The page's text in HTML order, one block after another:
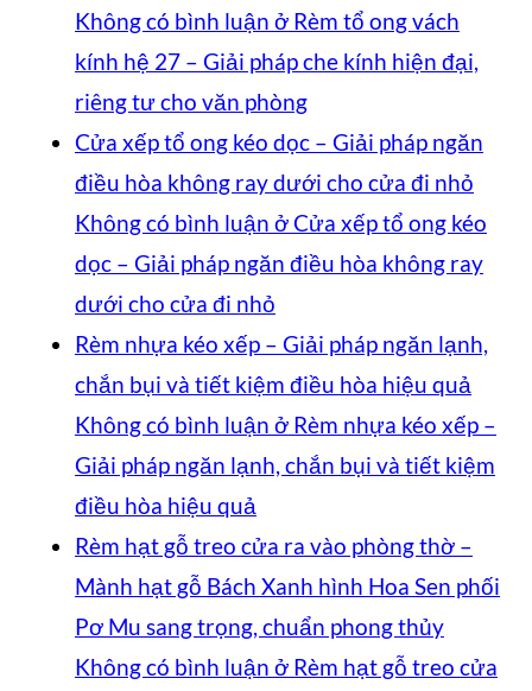
Không có bình luận ở Rèm tổ ong vách
kính hệ 27 – Giải pháp che kính hiện đại,
riêng tư cho văn phòng
Cửa xếp tổ ong kéo dọc – Giải pháp ngăn
điều hòa không ray dưới cho cửa đi nhỏ
Không có bình luận ở Cửa xếp tổ ong kéo
dọc – Giải pháp ngăn điều hòa không ray
dưới cho cửa đi nhỏ
Rèm nhựa kéo xếp – Giải pháp ngăn lạnh,
chắn bụi và tiết kiệm điều hòa hiệu quả
Không có bình luận ở Rèm nhựa kéo xếp –
Giải pháp ngăn lạnh, chắn bụi và tiết kiệm
điều hòa hiệu quả
Rèm hạt gỗ treo cửa ra vào phòng thờ –
Mành hạt gỗ Bách Xanh hình Hoa Sen phối
Pơ Mu sang trọng, chuẩn phong thủy
Không có bình luận ở Rèm hạt gỗ treo cửa